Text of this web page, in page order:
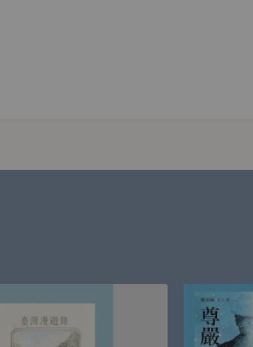
說可以帶來幸福姻緣；香港，男男女女
港鬼新娘化成網路世界的怨靈。而在某